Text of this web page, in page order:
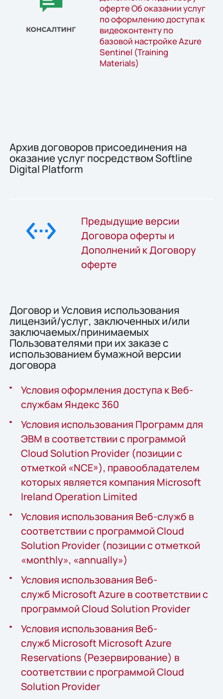
оферте Об оказании услуг
по оформлению доступа к
видеоконтенту по
базовой настройке Azure
Sentinel (Training
Materials)
Архив договоров присоединения на
оказание услуг посредством Softline
Digital Platform
Предыдущие версии
Договора оферты и
Дополнений к Договору
оферте
Договор и Условия использования
лицензий/услуг, заключенных и/или
заключаемых/принимаемых
Пользователями при их заказе с
использованием бумажной версии
договора
Условия оформления доступа к Веб-
службам Яндекс 360
Условия использования Программ для
ЭВМ в соответствии с программой
Cloud Solution Provider (позиции с
отметкой «NCE»), правообладателем
которых является компания Microsoft
Ireland Operation Limited
Условия использования Веб-служб в
соответствии с программой Cloud
Solution Provider (позиции с отметкой
«мonthly», «annually»)
Условия использования Веб-
служб Microsoft Azure в соответствии с
программой Cloud Solution Provider
Условия использования Веб-
служб Microsoft Microsoft Azure
Reservations (Резервирование) в
соответствии с программой Cloud
Solution Provider